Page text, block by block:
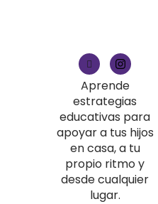
Aprende
estrategias
educativas para
apoyar a tus hijos
en casa, a tu
propio ritmo y
desde cualquier
lugar.